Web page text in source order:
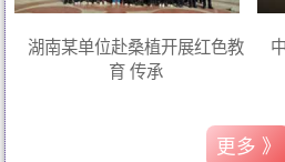
湖南某单位赴桑植开展红色教
育 传承
更多 》